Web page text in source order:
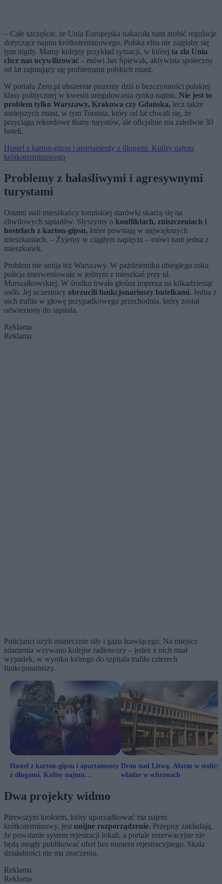
– Całe szczęście, że Unia Europejska nakazała nam zrobić regulacje
dotyczące najmu krótkoterminowego. Polska elita nie zajęłaby się
tym nigdy. Mamy kolejny przykład sytuacji, w której ta zła Unia
chce nas ucywilizować – mówi Jan Śpiewak, aktywista społeczny
od lat zajmujący się problemami polskich miast.
W portalu Zero.pl obszernie piszemy dziś o bezczynności polskiej
klasy politycznej w kwestii uregulowania rynku najmu. Nie jest to
problem tylko Warszawy, Krakowa czy Gdańska, lecz także
mniejszych miast, w tym Torunia, który od lat chwali się, że
przyciąga rekordowe tłumy turystów, ale oficjalnie ma zaledwie 30
hoteli.
Hostel z karton-gipsu i apartamenty z długami. Kulisy najmu
krótkoterminowego
Problemy z hałaśliwymi i agresywnymi
turystami
Ostatni stali mieszkańcy toruńskiej starówki skarżą się na
chwilowych sąsiadów. Słyszymy o konfliktach, zniszczeniach i
hostelach z karton-gipsu, które powstają w największych
mieszkaniach. – Żyjemy w ciągłym napięciu – mówi nam jedna z
mieszkanek.
Problem nie omija też Warszawy. W październiku ubiegłego roku
policja interweniowała w jednym z mieszkań przy ul.
Marszałkowskiej. W środku trwała głośna impreza na kilkadziesiąt
osób. Jej uczestnicy obrzucili funkcjonariuszy butelkami. Jedna z
nich trafiła w głowę przypadkowego przechodnia, który został
odwieziony do szpitala.
Reklama
Reklama
Policjanci użyli ostatecznie siły i gazu łzawiącego. Na miejsce
zdarzenia wzywano kolejne radiowozy – jeden z nich miał
wypadek, w wyniku którego do szpitala trafiło czterech
funkcjonariuszy.
Hostel z karton-gipsu i apartamenty
z długami. Kulisy najmu
Dron nad Litwą. Alarm w stolicy,
władze w schronach
Dwa projekty widmo
Pierwszym krokiem, który uporządkować ma najem
krótkoterminowy, jest unijne rozporządzenie. Przepisy zakładają,
że powstanie system rejestracji lokali, a portale rezerwacyjne nie
będą mogły publikować ofert bez numeru rejestracyjnego. Skala
działalności nie ma znaczenia.
Reklama
Reklama